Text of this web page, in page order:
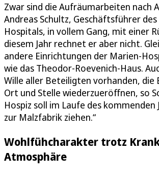
Zwar sind die Aufräumarbeiten nach
Andreas Schultz, Geschäftsführer
Hospitals, in vollem Gang, mit einer
diesem Jahr rechnet er aber nicht.
andere Einrichtungen der Marien-
wie das Theodor-Roevenich-Haus.
Wille aller Beteiligten vorhanden, die
Ort und Stelle wiederzueröffnen, so
Hospiz soll im Laufe des kommenden
zur Malzfabrik ziehen.“
Wohlfühcharakter trotz
Atmosphäre